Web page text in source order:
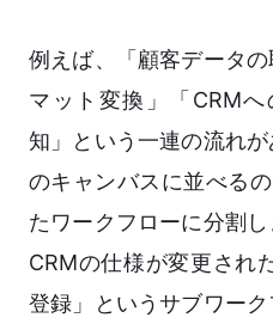
例えば、「顧客データ
マット変換」「CRM
知」という一連の流れ
のキャンバスに並べる
たワークフローに分割
CRMの仕様が変更され
登録」というサブワー